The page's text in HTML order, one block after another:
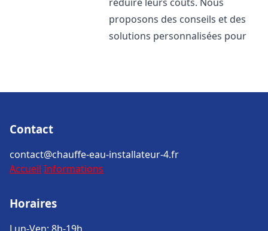
proposons des conseils et des
solutions personnalisées pour
Contact
contact@chauffe-eau-installateur-4.fr
Accueil Informations
Horaires